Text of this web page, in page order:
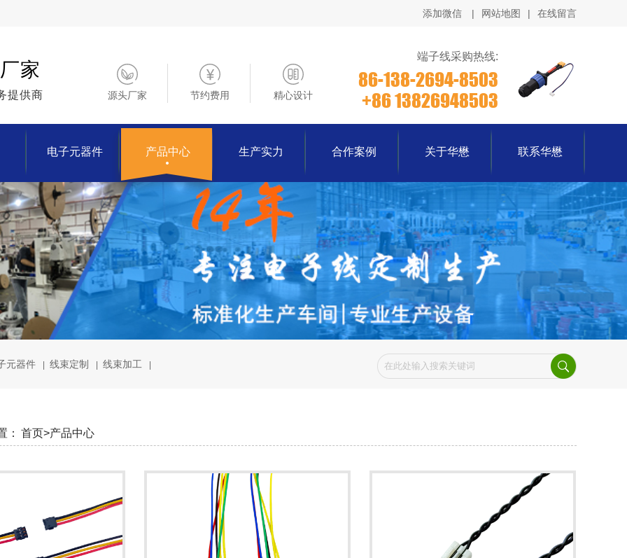
添加微信 | 网站地图 | 在线留言
家
提供商 源头厂家 节约费用 精心设计
端子线采购热线:
86-138-2694-8503
+86 13826948503
电子元器件 产品中心 生产实力 合作案例 关于华懋 联系华懋
元器件 | 线束定制 | 线束加工 |
： 首页>产品中心